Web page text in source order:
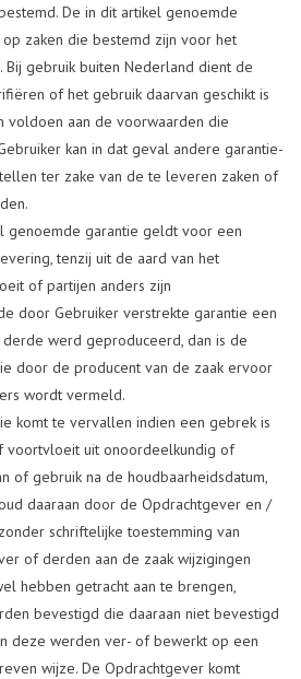
De in dit artikel genoemde
zaken die bestemd zijn voor het
Bij gebruik buiten Nederland dient de
of het gebruik daarvan geschikt is
voldoen aan de voorwaarden die
kan in dat geval andere garantie-
ter zake van de te leveren zaken of
genoemde garantie geldt voor een
tenzij uit de aard van het
of partijen anders zijn
door Gebruiker verstrekte garantie een
werd geproduceerd, dan is de
door de producent van de zaak ervoor
wordt vermeld.
komt te vervallen indien een gebrek is
voortvloeit uit onoordeelkundig of
of gebruik na de houdbaarheidsdatum,
daaraan door de Opdrachtgever en /
schriftelijke toestemming van
of derden aan de zaak wijzigingen
hebben getracht aan te brengen,
bevestigd die daaraan niet bevestigd
deze werden ver- of bewerkt op een
wijze. De Opdrachtgever komt